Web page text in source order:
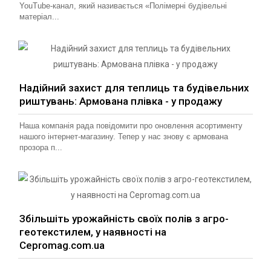
YouTube-канал, який називається «Полімерні будівельні
матеріал...
Надійний захист для теплиць та будівельних
риштувань: Армована плівка - у продажу
Наша компанія рада повідомити про оновлення асортименту
нашого інтернет-магазину. Тепер у нас знову є армована
прозора п...
Збільшіть урожайність своїх полів з агро-
геотекстилем, у наявності на
Cepromag.com.ua